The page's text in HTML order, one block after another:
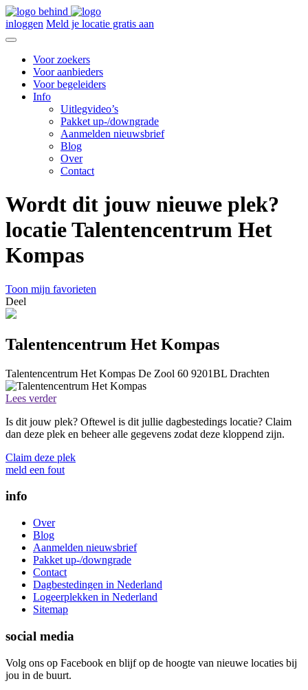
inloggen Meld je locatie gratis aan
Voor zoekers
Voor aanbieders
Voor begeleiders
Info
Uitlegvideo’s
Pakket up-/downgrade
Aanmelden nieuwsbrief
Blog
Over
Contact
Wordt dit jouw nieuwe plek?
locatie Talentencentrum Het
Kompas
Toon mijn favorieten
Deel
Talentencentrum Het Kompas
Talentencentrum Het Kompas De Zool 60 9201BL Drachten
Lees verder
Is dit jouw plek? Oftewel is dit jullie dagbestedings locatie? Claim
dan deze plek en beheer alle gegevens zodat deze kloppend zijn.
Claim deze plek
meld een fout
info
Over
Blog
Aanmelden nieuwsbrief
Pakket up-/downgrade
Contact
Dagbestedingen in Nederland
Logeerplekken in Nederland
Sitemap
social media
Volg ons op Facebook en blijf op de hoogte van nieuwe locaties bij
jou in de buurt.